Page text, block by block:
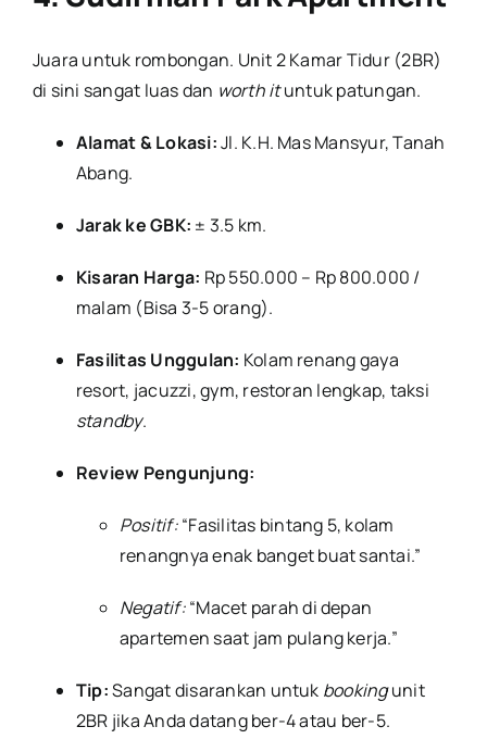
Juara untuk rombongan. Unit 2 Kamar Tidur (2BR)
di sini sangat luas dan worth ituntuk patungan.
Alamat & Lokasi:Jl. K.H. Mas Mansyur, Tanah
Abang.
Jarak ke GBK: ± 3.5 km.
Kisaran Harga: Rp 550.000 – Rp 800.000 /
malam (Bisa 3-5 orang).
Fasilitas Unggulan: Kolam renang gaya
resort, jacuzzi, gym, restoran lengkap, taksi
standby.
Review Pengunjung:
Positif:“Fasilitas bintang 5, kolam
renangnya enak banget buat santai.”
Negatif:“Macet parah di depan
apartemen saat jam pulang kerja.”
Tip:Sangat disarankan untuk bookingunit
2BR jika Anda datang ber-4 atau ber-5.